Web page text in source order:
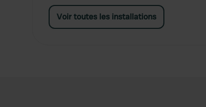
Voir toutes les installations